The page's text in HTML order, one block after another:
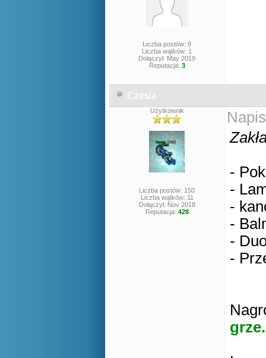
Liczba postów: 9
Liczba wątków: 1
Dołączył: May 2019
Reputacja: 3
Czesia
Użytkownik
Liczba postów: 150
Liczba wątków: 11
Dołączył: Nov 2018
Reputacja: 428
-
-
-
-
-
-
grze.